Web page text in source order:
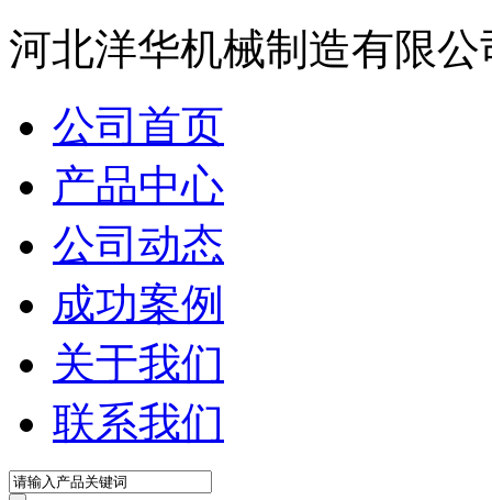
河北洋华机械制造有限公
公司首页
产品中心
公司动态
成功案例
关于我们
联系我们